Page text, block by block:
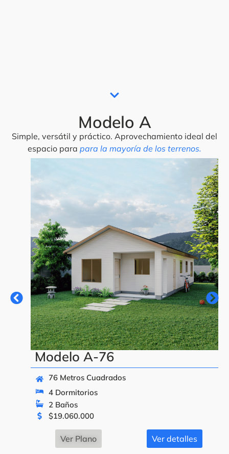
Modelo A
Simple, versátil y práctico. Aprovechamiento ideal del
espacio para para la mayoría de los terrenos.
Modelo A-76
76 Metros Cuadrados
4 Dormitorios
2 Baños
$19.060.000
Ver Plano Ver detalles